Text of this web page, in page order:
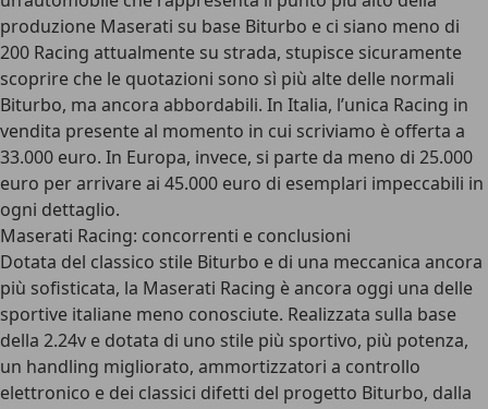
produzione Maserati su base Biturbo e ci siano meno di
200 Racing attualmente su strada, stupisce sicuramente
scoprire che le quotazioni sono sì più alte delle normali
Biturbo, ma ancora abbordabili. In Italia, l’unica Racing in
vendita presente al momento in cui scriviamo è offerta a
33.000 euro. In Europa, invece, si parte da meno di 25.000
euro per arrivare ai 45.000 euro di esemplari impeccabili in
ogni dettaglio.
Maserati Racing: concorrenti e conclusioni
Dotata del classico stile Biturbo e di una meccanica ancora
più sofisticata, la Maserati Racing è ancora oggi una delle
sportive italiane meno conosciute. Realizzata sulla base
della 2.24v e dotata di uno stile più sportivo, più potenza,
un handling migliorato, ammortizzatori a controllo
elettronico e dei classici difetti del progetto Biturbo, dalla